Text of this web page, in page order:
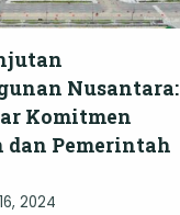
Nusantara:
Komitmen
dan Pemerintah
2024